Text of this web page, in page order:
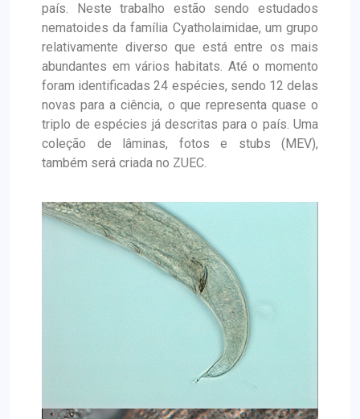
país. Neste trabalho estão sendo estudados
nematoides da família Cyatholaimidae, um grupo
relativamente diverso que está entre os mais
abundantes em vários habitats. Até o momento
foram identificadas 24 espécies, sendo 12 delas
novas para a ciência, o que representa quase o
triplo de espécies já descritas para o país. Uma
coleção de lâminas, fotos e stubs (MEV),
também será criada no ZUEC.